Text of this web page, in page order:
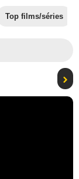
Top films/séries